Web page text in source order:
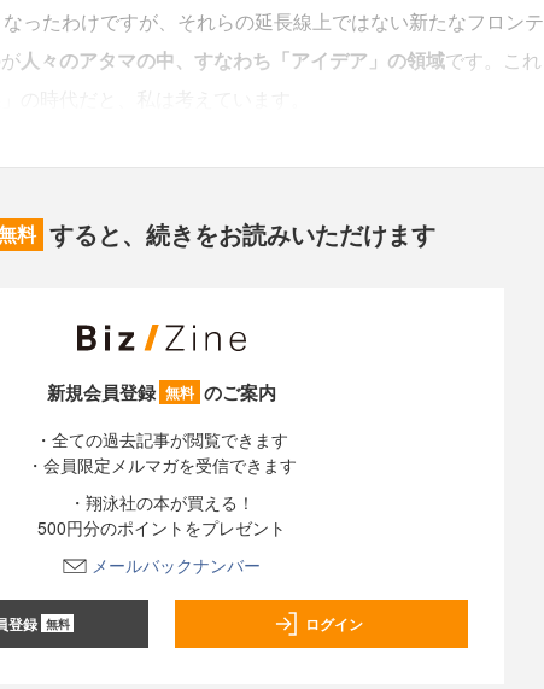
ったわけですが、それらの延長線上ではない新たなフロンテ
人々のアタマの中、すなわち「アイデア」の領域です。これ
料 すると、続きをお読みいただけます
新規会員登録 無料 のご案内
・全ての過去記事が閲覧できます
・会員限定メルマガを受信できます
・翔泳社の本が買える！
500円分のポイントをプレゼント
メールバックナンバー
登録 無料 ログイン